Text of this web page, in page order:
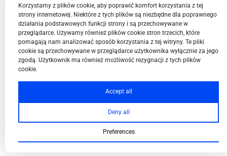
BPN-T Area
BPN-T Offer
Korzystamy z plików cookie, aby poprawić komfort korzystania z tej
strony internetowej. Niektóre z tych plików są niezbędne dla poprawnego
działania podstawowych funkcji strony i są przechowywane w
przeglądarce. Używamy również plików cookie stron trzecich, które
pomagają nam analizować sposób korzystania z tej witryny. Te pliki
cookie są przechowywane w przeglądarce użytkownika wyłącznie za jego
zgodą. Użytkownik ma również możliwość rezygnacji z tych plików
cookie.
Accept all
Deny all
Preferences